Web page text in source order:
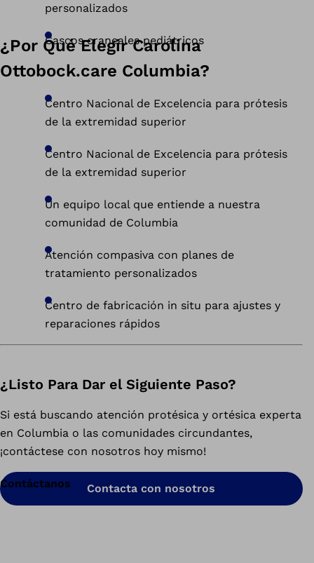
personalizados
Cascos craneales pediátricos
¿Por Qué Elegir Carolina
Ottobock.care Columbia?
Centro Nacional de Excelencia para prótesis
de la extremidad superior
Centro Nacional de Excelencia para prótesis
de la extremidad superior
Un equipo local que entiende a nuestra
comunidad de Columbia
Atención compasiva con planes de
tratamiento personalizados
Centro de fabricación in situ para ajustes y
reparaciones rápidos
¿Listo Para Dar el Siguiente Paso?
Si está buscando atención protésica y ortésica experta
en Columbia o las comunidades circundantes,
¡contáctese con nosotros hoy mismo!
Contacta con nosotros
Contáctanos